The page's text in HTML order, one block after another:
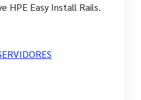
HPE Easy Install Rails.